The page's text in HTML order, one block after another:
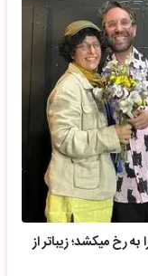
رخ میکشد؛ زیباتر از